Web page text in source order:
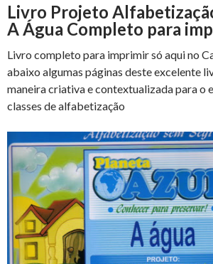
Livro Projeto
A Água Completo para
Livro completo para imprimir só aqui no
abaixo algumas páginas deste excelente
maneira criativa e contextualizada para o
classes de alfabetização